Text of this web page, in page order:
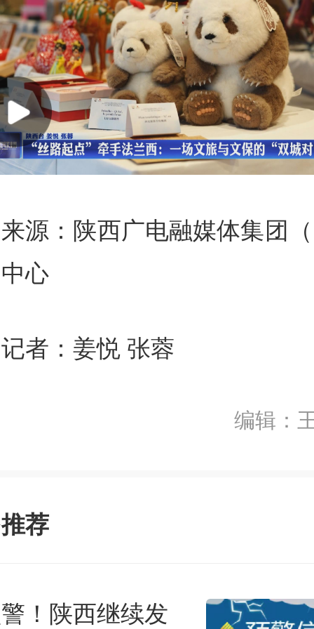
来源：陕西广电融媒体集团
心
记者：姜悦 张蓉
编辑：
荐
！陕西继续发